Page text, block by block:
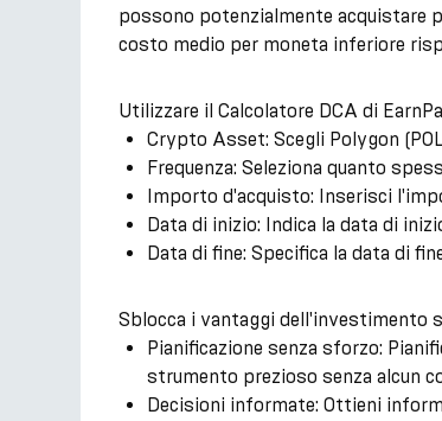
possono potenzialmente acquistare
costo medio per moneta inferiore
Utilizzare il Calcolatore DCA di
Crypto Asset: Scegli Polygon
Frequenza: Seleziona quanto
Importo d'acquisto: Inserisci
Data di inizio: Indica la data di
Data di fine: Specifica la data di
Sblocca i vantaggi dell'investimento
Pianificazione senza sforzo:
strumento prezioso senza alcun
Decisioni informate: Ottieni